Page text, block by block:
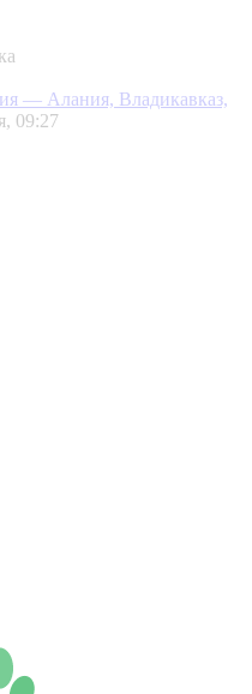
— Алания, Владикавказ,
09:27